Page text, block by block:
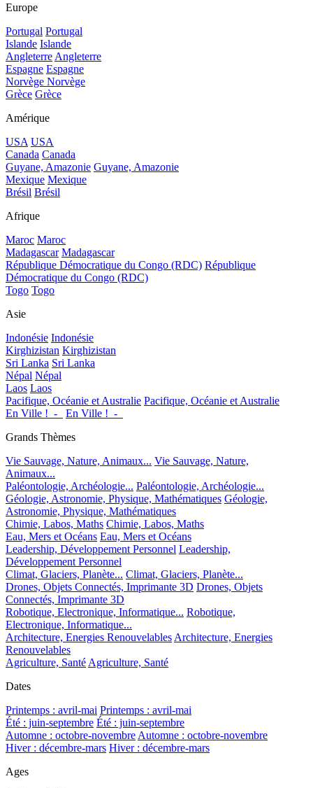
Europe
Portugal Portugal
Islande Islande
Angleterre Angleterre
Espagne Espagne
Norvège Norvège
Grèce Grèce
Amérique
USA USA
Canada Canada
Guyane, Amazonie Guyane, Amazonie
Mexique Mexique
Brésil Brésil
Afrique
Maroc Maroc
Madagascar Madagascar
République Démocratique du Congo (RDC) République
Démocratique du Congo (RDC)
Togo Togo
Asie
Indonésie Indonésie
Kirghizistan Kirghizistan
Sri Lanka Sri Lanka
Népal Népal
Laos Laos
Pacifique, Océanie et Australie Pacifique, Océanie et Australie
En Ville !_-_
En Ville !_-_
Grands Thèmes
Vie Sauvage, Nature, Animaux... Vie Sauvage, Nature,
Animaux...
Paléontologie, Archéologie... Paléontologie, Archéologie...
Géologie, Astronomie, Physique, Mathématiques Géologie,
Astronomie, Physique, Mathématiques
Chimie, Labos, Maths Chimie, Labos, Maths
Eau, Mers et Océans Eau, Mers et Océans
Leadership, Développement Personnel Leadership,
Développement Personnel
Climat, Glaciers, Planète... Climat, Glaciers, Planète...
Drones, Objets Connectés, Imprimante 3D Drones, Objets
Connectés, Imprimante 3D
Robotique, Electronique, Informatique... Robotique,
Electronique, Informatique...
Architecture, Energies Renouvelables Architecture, Energies
Renouvelables
Agriculture, Santé Agriculture, Santé
Dates
Printemps : avril-mai Printemps : avril-mai
Été : juin-septembre Été : juin-septembre
Automne : octobre-novembre Automne : octobre-novembre
Hiver : décembre-mars Hiver : décembre-mars
Ages